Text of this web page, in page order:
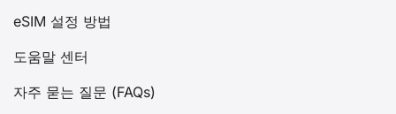
eSIM 설정 방법
도움말 센터
자주 묻는 질문 (FAQs)